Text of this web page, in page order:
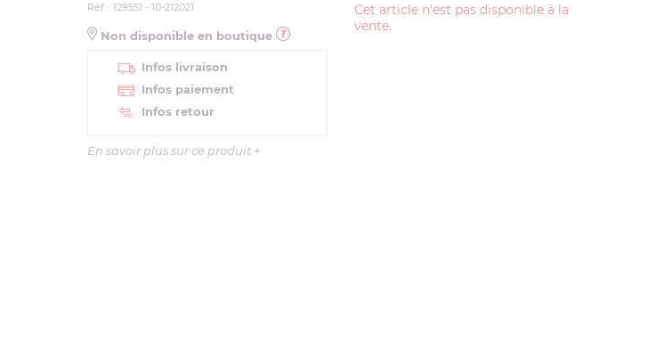
Cet article n'est pas disponible à la
vente.
Réf. : 129551 - 10-212021
Non disponible en boutique
Infos livraison
Infos paiement
Infos retour
En savoir plus sur ce produit +